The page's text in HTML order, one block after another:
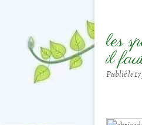
les
il
Publié le